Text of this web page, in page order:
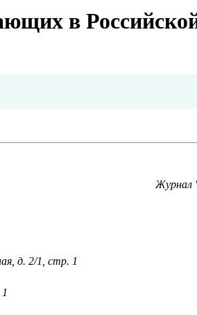
в
Журнал
д. 2/1, стр. 1